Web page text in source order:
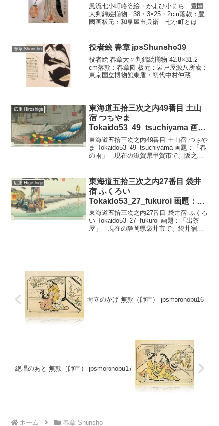
風流七小町略姿絵・かよひ小まち 豊国
大判錦絵揃物 38・3×25・2cm落款：豊
國画板元：和泉屋市兵衛 七小町とは王
鵡・卒都婆の各小町をいい、謡曲に扱わ
れ、伝統画題に定着...
春章 Shunsho 役者絵 春章 jpsShunsho39
役者絵 春章大々判錦絵揃物 42.8×31.2
cm落款：春章図 板元：岩戸屋源八所蔵：
東京国立博物館東盾・初代中村仲蔵 板
てさいつ...
広重 Hiroshige
東海道五拾三次之内49番目 土山
宿 つちやま
Tokaido53_49_tsuchiyama 画
題：「春の雨」 wpfto5349
東海道五拾三次之内49番目 土山宿 つちや
ま Tokaido53_49_tsuchiyama 画題：「春
の雨」 現在の滋賀県甲賀市で、阪之下
神社がある。杉木立の亭々...
広重 Hiroshige
東海道五拾三次之内27番目 袋井
宿 ふくろい
Tokaido53_27_fukuroi 画題：
「出茶屋」 wpfto5327
東海道五拾三次之内27番目 袋井宿 ふくろ
い Tokaido53_27_fukuroi 画題：「出茶
屋」 現在の静岡県袋井市で、袋井宿は
衝立のかげ 無款（師宣） jpsmoronobu16
絶唱のあと 無款（師宣） jpsmoronobu17
ホーム 春章 Shunsho